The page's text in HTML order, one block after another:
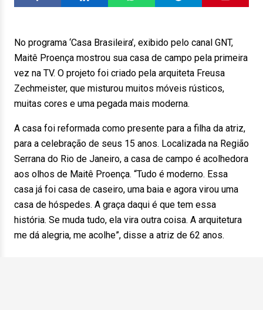
No programa ‘Casa Brasileira’, exibido pelo canal GNT,
Maitê Proença mostrou sua casa de campo pela primeira
vez na TV. O projeto foi criado pela arquiteta Freusa
Zechmeister, que misturou muitos móveis rústicos,
muitas cores e uma pegada mais moderna.
A casa foi reformada como presente para a filha da atriz,
para a celebração de seus 15 anos. Localizada na Região
Serrana do Rio de Janeiro, a casa de campo é acolhedora
aos olhos de Maitê Proença. “Tudo é moderno. Essa
casa já foi casa de caseiro, uma baia e agora virou uma
casa de hóspedes. A graça daqui é que tem essa
história. Se muda tudo, ela vira outra coisa. A arquitetura
me dá alegria, me acolhe”, disse a atriz de 62 anos.